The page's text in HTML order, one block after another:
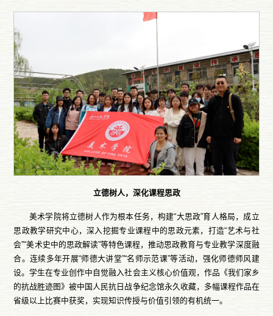
立德树人，深化课程思政
美术学院将立德树人作为根本任务，构建“大思政”育人格局，成立
思政教学研究中心，深入挖掘专业课程中的思政元素，打造“艺术与社
会”“美术史中的思政解读”等特色课程，推动思政教育与专业教学深度融
合。连续多年开展“师德大讲堂”“名师示范课”等活动，强化师德师风建
设。学生在专业创作中自觉融入社会主义核心价值观，作品《我们家乡
的抗战胜迹图》被中国人民抗日战争纪念馆永久收藏，多幅课程作品在
省级以上比赛中获奖，实现知识传授与价值引领的有机统一。